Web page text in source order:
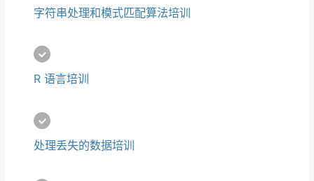
字符串处理和模式匹配算法培训
R 语言培训
处理丢失的数据培训